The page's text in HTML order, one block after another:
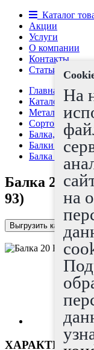
Каталог
Акции
Услуги
О компании
Контакты
Статьи
Главная
Каталог
Металлопрокат
Сортовой
Балка, швеллер
Балки
Балка 20 Б2
Балка 20 Б2
93)
Выгрузить каталог в
На
на